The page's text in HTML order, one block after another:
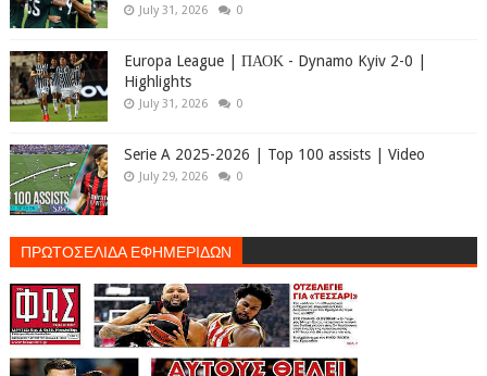
July 31, 2026 0
Europa League | ΠΑΟΚ - Dynamo Kyiv 2-0 |
Highlights
July 31, 2026 0
Serie A 2025-2026 | Top 100 assists | Video
July 29, 2026 0
ΠΡΩΤΟΣΕΛΙΔΑ ΕΦΗΜΕΡΙΔΩΝ